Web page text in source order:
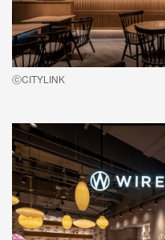
ⓒCITYLINK